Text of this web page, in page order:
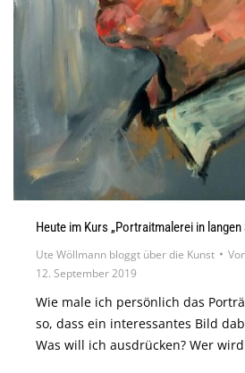
Heute im Kurs „Portraitmalerei in langen
Ute Wöllmann bloggt über die Kunst
12. September 2019
Wie male ich persönlich das
so, dass ein interessantes Bild
Was will ich ausdrücken? Wer